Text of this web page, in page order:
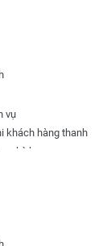
vụ
khách hàng thanh
kỳ hạn